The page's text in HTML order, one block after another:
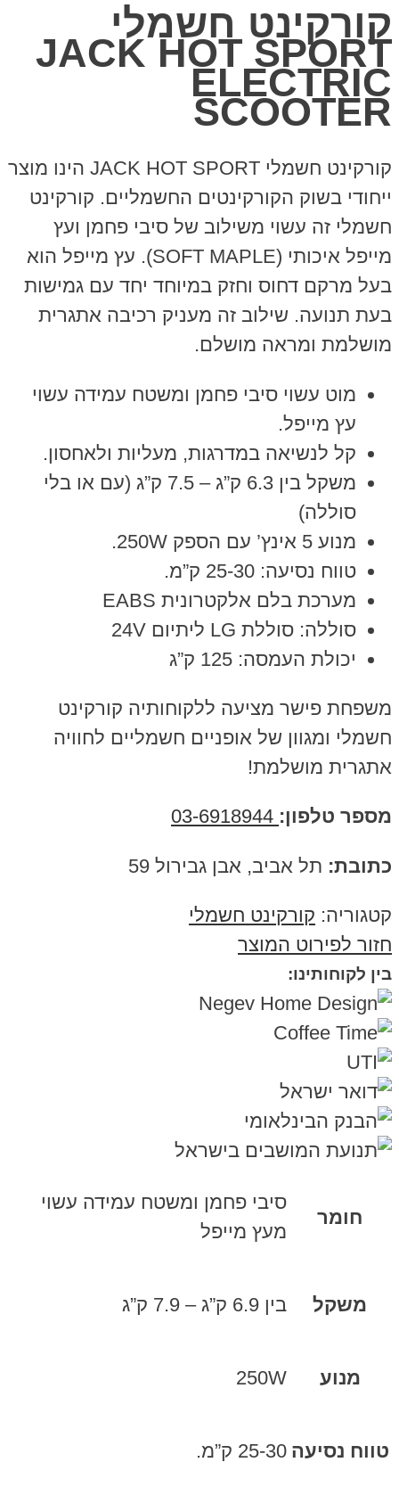
קורקינט חשמלי
JACK HOT SPORT
ELECTRIC
SCOOTER
קורקינט חשמלי JACK HOT SPORT הינו מוצר
ייחודי בשוק הקורקינטים החשמליים. קורקינט
חשמלי זה עשוי משילוב של סיבי פחמן ועץ
מייפל איכותי (SOFT MAPLE). עץ מייפל הוא
בעל מרקם דחוס וחזק במיוחד יחד עם גמישות
בעת תנועה. שילוב זה מעניק רכיבה אתגרית
מושלמת ומראה מושלם.
מוט עשוי סיבי פחמן ומשטח עמידה עשוי
עץ מייפל.
קל לנשיאה במדרגות, מעליות ולאחסון.
משקל בין 6.3 ק”ג – 7.5 ק”ג (עם או בלי
סוללה)
מנוע 5 אינץ’ עם הספק 250W.
טווח נסיעה: 25-30 ק”מ.
מערכת בלם אלקטרונית EABS
סוללה: סוללת LG ליתיום 24V
יכולת העמסה: 125 ק”ג
משפחת פישר מציעה ללקוחותיה קורקינט
חשמלי ומגוון של אופניים חשמליים לחוויה
אתגרית מושלמת!
מספר טלפון:
כתובת: תל אביב, אבן גבירול 59
קטגוריה: קורקינט חשמלי
חזור לפירוט המוצר
בין לקוחותינו:
חומר
סיבי פחמן ומשטח עמידה עשוי
מעץ מייפל
משקל בין 6.9 ק”ג – 7.9 ק”ג
מנוע 250W
טווח נסיעה 25-30 ק”מ.